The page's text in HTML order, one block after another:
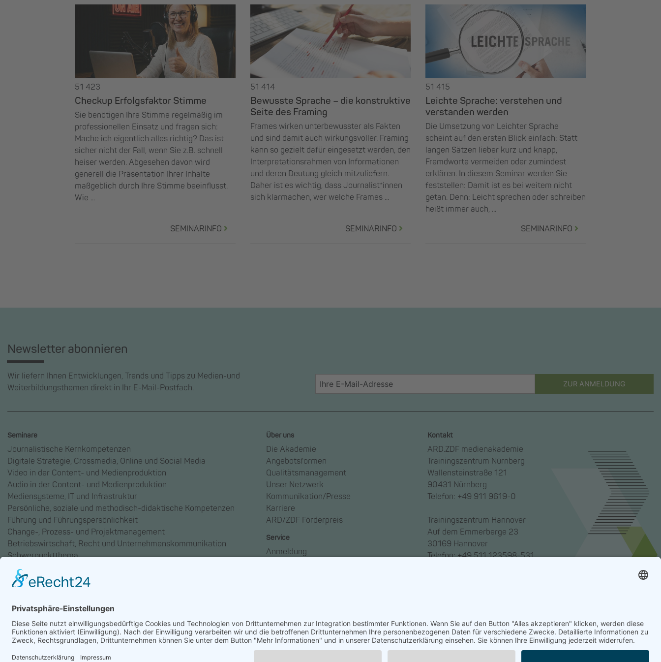
51 423
Checkup Erfolgsfaktor Stimme
Sie benötigen Ihre Stimme regelmäßig im
professionellen Einsatz und fragen sich:
Mache ich eigentlich alles richtig? Das ist
sicher nicht der Fall, wenn Sie z.B. schnell
heiser werden. Abgesehen davon wird
generell die Präsentation Ihrer Inhalte
maßgeblich durch Ihre Stimme beeinflusst.
Wie ...
SEMINARINFO
51 414
Bewusste Sprache – die konstruktive
Seite des Framing
Frames wirken unterbewusster als Fakten
und sind damit auch wirkungsvoller. Framing
kann so gezielt dafür eingesetzt werden, den
Interpretationsrahmen von Informationen
und deren Deutung gleich mitzuliefern.
Daher ist es wichtig, dass Journalist*innen
sich klarmachen, wer welche Frames ...
SEMINARINFO
51 415
Leichte Sprache: verstehen und
verstanden werden
Die Umsetzung von Leichter Sprache
scheint auf den ersten Blick einfach: Statt
langen Sätzen lieber kurz und knapp,
Fremdworte vermeiden oder zumindest
erklären. In diesem Seminar werden Sie
feststellen: Damit ist es bei weitem nicht
getan. Denn: Leicht sprechen oder schreiben
heißt immer auch, ...
SEMINARINFO
Newsletter abonnieren
Wir liefern Ihnen Entwicklungen, Trends und Tipps zu Medien-und
Weiterbildungsthemen direkt in Ihr E-Mail-Postfach.
ZUR ANMELDUNG
Seminare
Journalistische Kernkompetenzen
Digitale Strategie, Crossmedia, Online und Social Media
Video in der Content- und Medienproduktion
Audio in der Content- und Medienproduktion
Mediensysteme, IT und Infrastruktur
Persönliche, soziale und methodisch-didaktische Kompetenzen
Führung und Führungspersönlichkeit
Change-, Prozess- und Projektmanagement
Betriebswirtschaft, Recht und Unternehmenskommunikation
Schwerpunktthema
Über uns
Die Akademie
Angebotsformen
Qualitätsmanagement
Unser Netzwerk
Kommunikation/Presse
Karriere
ARD/ZDF Förderpreis
Service
Anmeldung
Kontakt
ARD.ZDF medienakademie
Trainingszentrum Nürnberg
Wallensteinstraße 121
90431 Nürnberg
Telefon: +49 911 9619-0
Trainingszentrum Hannover
Auf dem Emmerberge 23
30169 Hannover
Telefon: +49 511 123598-531